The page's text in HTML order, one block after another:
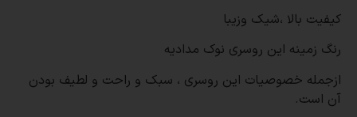
کیفیت بالا ،شیک وزیبا
رنگ زمینه این روسری نوک مدادیه
ازجمله خصوصیات این روسری ، سبک و راحت و لطیف بودن
آن است.